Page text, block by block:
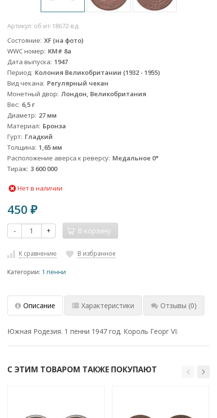
Артикул: об ит-18672-вд
Состояние XF (на фото)
WWC номер KM# 8a
Дата выпуска 1947
Период Колония Великобритании (1932 - 1955)
Вид чекана Регулярный чекан
Монетный двор Лондон, Великобритания
Вес 6,5 г
Диаметр 27 мм
Материал Бронза
Гурт Гладкий
Толщина 1,65 мм
Расположение аверса к реверсу Медальное 0°
Тираж 3 600 000
Нет в наличии
450 ₽
- + В корзину
К сравнению В избранное
Категории: 1 пенни
Описание Характеристики Отзывы (0)
Южная Родезия. 1 пенни 1947 год. Король Георг VI.
С ЭТИМ ТОВАРОМ ТАКЖЕ ПОКУПАЮТ